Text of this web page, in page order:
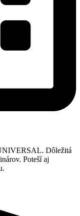
Dôležitá
Poteší aj